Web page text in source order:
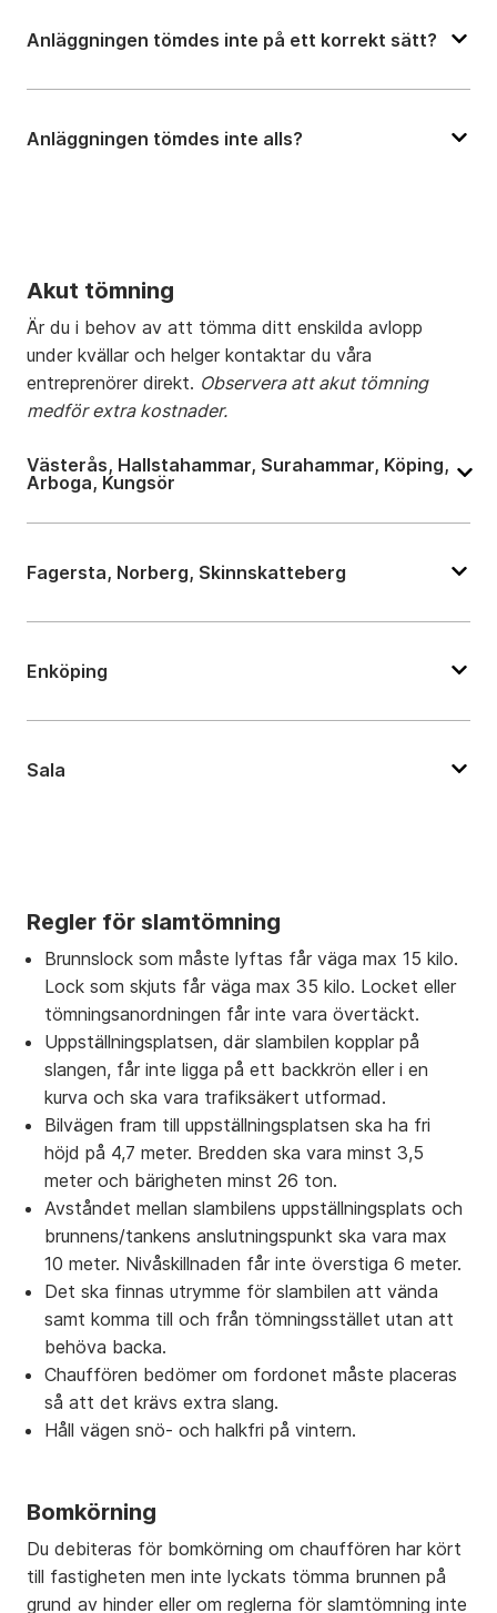
Anläggningen tömdes inte på ett korrekt sätt?
Anläggningen tömdes inte alls?
Akut tömning
Är du i behov av att tömma ditt enskilda avlopp
under kvällar och helger kontaktar du våra
entreprenörer direkt. Observera att akut tömning
medför extra kostnader.
Västerås, Hallstahammar, Surahammar, Köping,
Arboga, Kungsör
Fagersta, Norberg, Skinnskatteberg
Enköping
Sala
Regler för slamtömning
Brunnslock som måste lyftas får väga max 15 kilo.
Lock som skjuts får väga max 35 kilo. Locket eller
tömningsanordningen får inte vara övertäckt.
Uppställningsplatsen, där slambilen kopplar på
slangen, får inte ligga på ett backkrön eller i en
kurva och ska vara trafiksäkert utformad.
Bilvägen fram till uppställningsplatsen ska ha fri
höjd på 4,7 meter. Bredden ska vara minst 3,5
meter och bärigheten minst 26 ton.
Avståndet mellan slambilens uppställningsplats och
brunnens/tankens anslutningspunkt ska vara max
10 meter. Nivåskillnaden får inte överstiga 6 meter.
Det ska finnas utrymme för slambilen att vända
samt komma till och från tömningsstället utan att
behöva backa.
Chauffören bedömer om fordonet måste placeras
så att det krävs extra slang.
Håll vägen snö- och halkfri på vintern.
Bomkörning
Du debiteras för bomkörning om chauffören har kört
till fastigheten men inte lyckats tömma brunnen på
grund av hinder eller om reglerna för slamtömning inte